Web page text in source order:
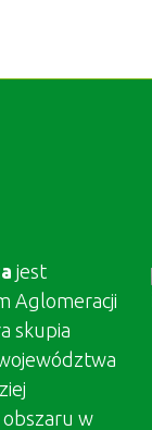
jest
Aglomeracji
skupia
w